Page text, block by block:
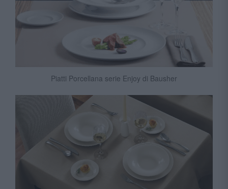
Piatti Porcellana serie Enjoy di Bausher